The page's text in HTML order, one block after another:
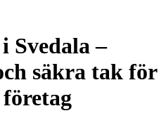
Svedala –
säkra tak för